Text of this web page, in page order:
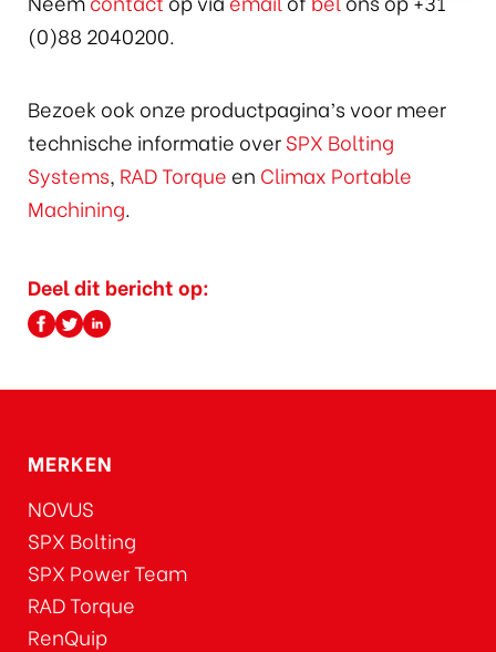
(0)88 2040200.
Bezoek ook onze productpagina’s voor meer
technische informatie overSPX Bolting
Systems, RAD Torque en Climax Portable
Machining.
Deel dit bericht op:
MERKEN
NOVUS
SPX Bolting
SPX Power Team
RAD Torque
RenQuip